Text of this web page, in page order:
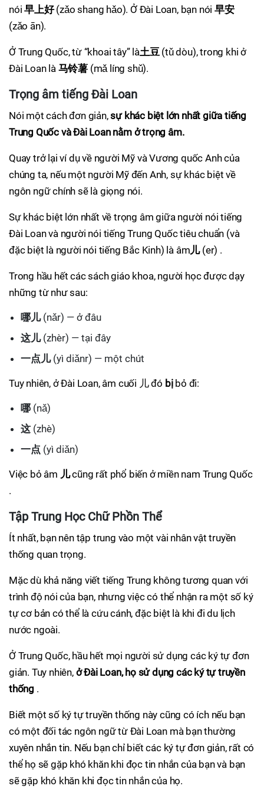
nói早上好(zǎo shang hǎo). Ở Đài Loan, bạn nói早安
(zǎo ān).
Ở Trung Quốc, từ “khoai tây” là土豆(tǔ dòu), trong khi ở
Đài Loan là 马铃薯 (mǎ líng shǔ).
Trọng âm tiếng Đài Loan
Nói một cách đơn giản,sự khác biệt lớn nhất giữa tiếng
Trung Quốc và Đài Loan nằm ở trọng âm.
Quay trở lại ví dụ về người Mỹ và Vương quốc Anh của
chúng ta, nếu một người Mỹ đến Anh, sự khác biệt về
ngôn ngữ chính sẽ là giọng nói.
Sự khác biệt lớn nhất về trọng âm giữa người nói tiếng
Đài Loan và người nói tiếng Trung Quốc tiêu chuẩn (và
đặc biệt là người nói tiếng Bắc Kinh) là âm儿(er) .
Trong hầu hết các sách giáo khoa, người học được dạy
những từ như sau:
哪儿(nǎr) — ở đâu
这儿(zhèr) — tại đây
一点儿(yì diǎnr) — một chút
Tuy nhiên, ở Đài Loan, âm cuối 儿 đó bịbỏ đi:
哪 (nǎ)
这 (zhè)
一点 (yì diǎn)
Việc bỏ âm 儿cũng rất phổ biến ở miền nam Trung Quốc
.
Tập Trung Học Chữ Phồn Thể
Ít nhất, bạn nên tập trung vào một vài nhân vật truyền
thống quan trọng.
Mặc dù khả năng viết tiếng Trung không tương quan với
trình độ nói của bạn, nhưng việc có thể nhận ra một số ký
tự cơ bản có thể là cứu cánh, đặc biệt là khi đi du lịch
nước ngoài.
Ở Trung Quốc, hầu hết mọi người sử dụng các ký tự đơn
giản. Tuy nhiên, ở Đài Loan, họ sử dụng các ký tự truyền
thống .
Biết một số ký tự truyền thống này cũng có ích nếu bạn
có một đối tác ngôn ngữ từ Đài Loan mà bạn thường
xuyên nhắn tin. Nếu bạn chỉ biết các ký tự đơn giản, rất có
thể họ sẽ gặp khó khăn khi đọc tin nhắn của bạn và bạn
sẽ gặp khó khăn khi đọc tin nhắn của họ.